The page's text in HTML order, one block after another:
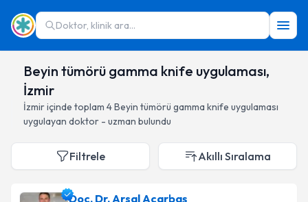
Doktor, klinik ara...
Beyin tümörü gamma knife uygulaması,
İzmir
İzmiriçinde toplam 4Beyin tümörü gamma knife uygulaması
uygulayan doktor - uzman bulundu
Filtrele Akıllı Sıralama
Doç. Dr. Arsal Acarbaş